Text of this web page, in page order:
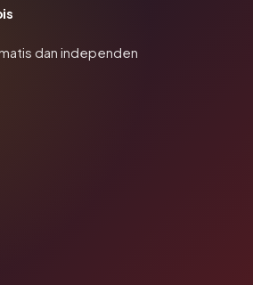
dan independen